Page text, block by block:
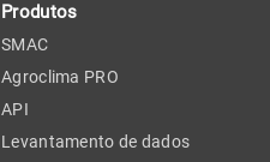
Produtos
SMAC
Agroclima PRO
API
Levantamento de dados